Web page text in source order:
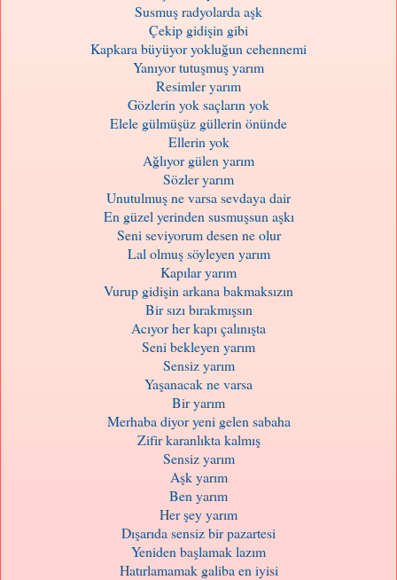
Susmuş radyolarda aşk
Çekip gidişin gibi
Kapkara büyüyor yokluğun cehennemi
Yanıyor tutuşmuş yarım
Resimler yarım
Gözlerin yok saçların yok
Elele gülmüşüz güllerin önünde
Ellerin yok
Ağlıyor gülen yarım
Sözler yarım
Unutulmuş ne varsa sevdaya dair
En güzel yerinden susmuşsun aşkı
Seni seviyorum desen ne olur
Lal olmuş söyleyen yarım
Kapılar yarım
Vurup gidişin arkana bakmaksızın
Bir sızı bırakmışsın
Acıyor her kapı çalınışta
Seni bekleyen yarım
Sensiz yarım
Yaşanacak ne varsa
Bir yarım
Merhaba diyor yeni gelen sabaha
Zifir karanlıkta kalmış
Sensiz yarım
Aşk yarım
Ben yarım
Her şey yarım
Dışarıda sensiz bir pazartesi
Yeniden başlamak lazım
Hatırlamamak galiba en iyisi